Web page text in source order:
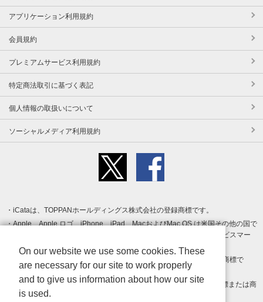
アプリケーション利用規約
会員規約
プレミアムサービス利用規約
特定商法取引に基づく表記
個人情報の取扱いについて
ソーシャルメディア利用規約
iCataは、TOPPANホールディングス株式会社の登録商標です。
Apple、Apple ロゴ、iPhone、iPad、MacおよびMac OS は米国その他の国で
登録された Apple Inc. の商標です。App Store は Apple Inc. のサービスマー
クです。
Android、Google Play および Google Play ロゴ は Google LLC の商標で
す。
Windows は Microsoft Inc.の米国およびその他の国における登録商標または商
標です。
On our website we use some cookies. These
are necessary for our site to work properly
and to give us information about how our site
is used.